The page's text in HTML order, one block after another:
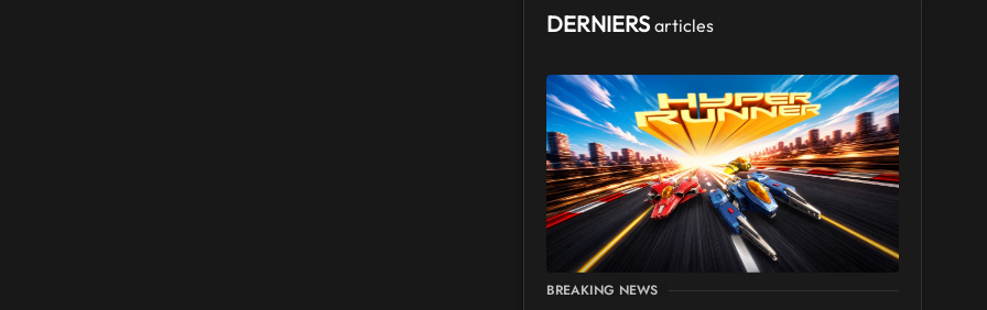
DERNIERSarticles
BREAKING NEWS